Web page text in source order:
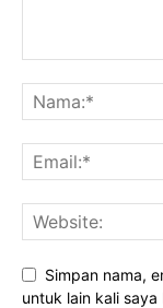
Simpan nama,
untuk lain kali saya